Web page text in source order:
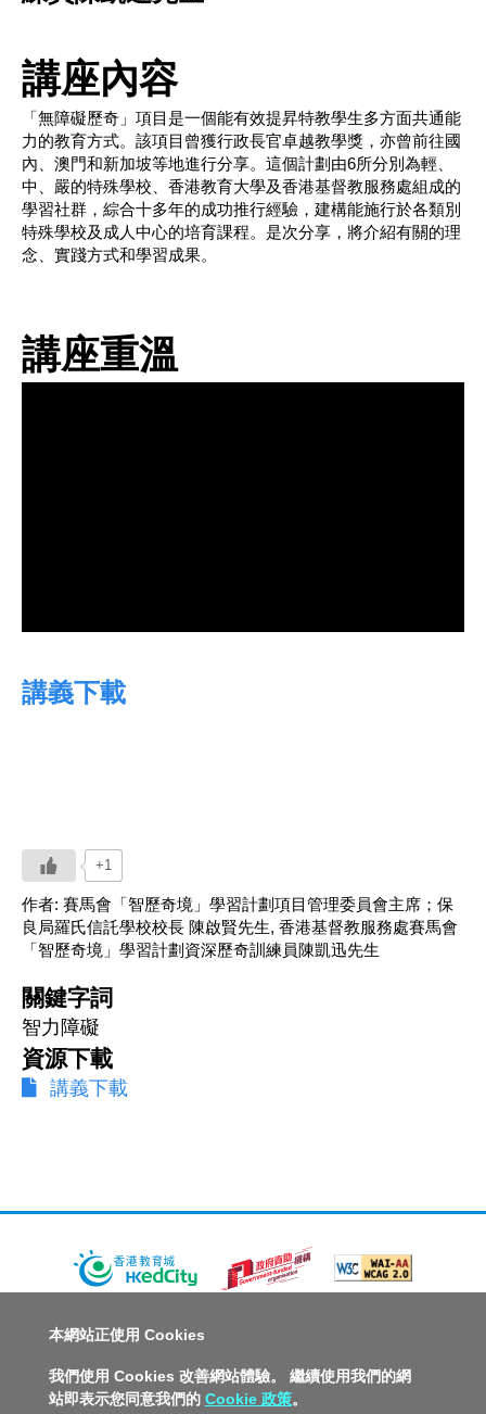
講座內容
「無障礙歷奇」項目是一個能有效提昇特教學生多方面共通能
力的教育方式。該項目曾獲行政長官卓越教學獎，亦曾前往國
內、澳門和新加坡等地進行分享。這個計劃由6所分別為輕、
中、嚴的特殊學校、香港教育大學及香港基督教服務處組成的
學習社群，綜合十多年的成功推行經驗，建構能施行於各類別
特殊學校及成人中心的培育課程。是次分享，將介紹有關的理
念、實踐方式和學習成果。
講座重溫
講義下載
+1
作者: 賽馬會「智歷奇境」學習計劃項目管理委員會主席；保
良局羅氏信託學校校長 陳啟賢先生, 香港基督教服務處賽馬會
「智歷奇境」學習計劃資深歷奇訓練員陳凱迅先生
關鍵字詞
智力障礙
資源下載
講義下載
人才招募
聯絡我們
私隱政策聲明 服務條款 版權及知識產權政策
本網站正使用 Cookies
我們使用 Cookies 改善網站體驗。 繼續使用我們的網
站即表示您同意我們的 Cookie 政策。